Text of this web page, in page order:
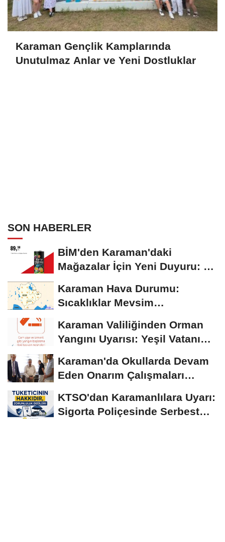
Karaman Gençlik Kamplarında
Unutulmaz Anlar ve Yeni Dostluklar
SON HABERLER
BİM'den Karaman'daki
Mağazalar İçin Yeni Duyuru: 11
Karaman Hava Durumu:
Sıcaklıklar Mevsim
Seyrediyor
Karaman Valiliğinden Orman
Yangını Uyarısı: Yeşil Vatanı
Karaman'da Okullarda Devam
Eden Onarım Çalışmaları
KTSO'dan Karamanlılara Uyarı:
Sigorta Poliçesinde Serbest